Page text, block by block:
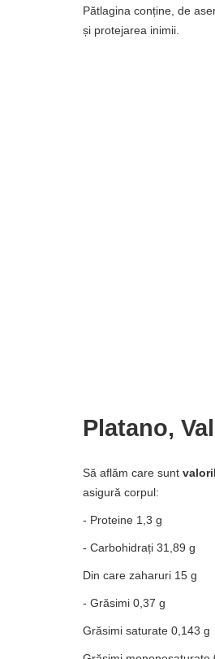
Pătlagina conține, de
și protejarea inimii.
Platano,
Să aflăm care sunt
asigură corpul:
- Proteine ​​1,3 g
- Carbohidrați 31,89 g
Din care zaharuri 15 g
- Grăsimi 0,37 g
Grăsimi saturate 0,143 g